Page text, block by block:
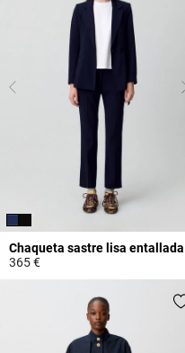
Chaqueta sastre lisa entallada
365 €
4 out of 5 Customer Rating